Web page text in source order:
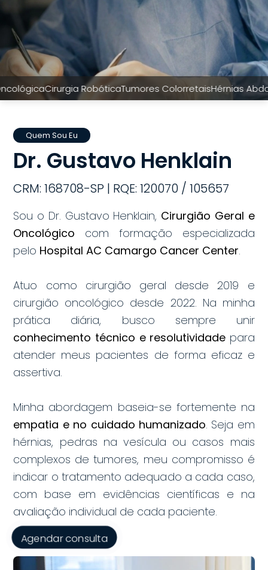
Cirurgia RobóticaTumores ColorretaisHérnias Abdominais
Quem Sou Eu
Dr. Gustavo Henklain
CRM: 168708-SP | RQE: 120070 / 105657
Sou o Dr. Gustavo Henklain, Cirurgião Geral e
Oncológico com formação especializada
pelo Hospital AC Camargo Cancer Center.
Atuo como cirurgião geral desde 2019 e
cirurgião oncológico desde 2022. Na minha
prática diária, busco sempre unir
conhecimento técnico e resolutividade para
atender meus pacientes de forma eficaz e
assertiva.
Minha abordagem baseia-se fortemente na
empatia e no cuidado humanizado. Seja em
hérnias, pedras na vesícula ou casos mais
complexos de tumores, meu compromisso é
indicar o tratamento adequado a cada caso,
com base em evidências científicas e na
avaliação individual de cada paciente.
Agendar consulta